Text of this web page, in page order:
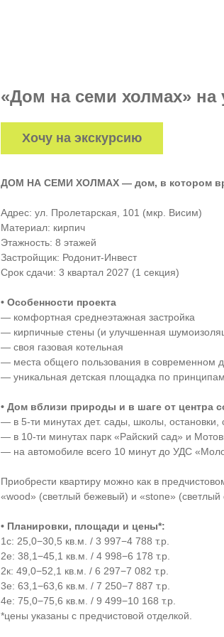
«Дом на семи холмах» на
Хочу на экскурсию
ДОМ НА СЕМИ ХОЛМАХ — дом, в котором
Адрес: ул. Пролетарская, 101 (мкр. Висим)
Материал: кирпич
Этажность: 8 этажей
Застройщик: Родонит-Инвест
Срок сдачи: 3 квартал 2027 (1 секция)
• Особенности проекта
— комфортная среднеэтажная застройка
— кирпичные стены (и улучшенная
— своя газовая котельная
— места общего пользования в современном
— уникальная детская площадка по
• Дом вблизи природы и в шаге от центра
— в 5-ти минутах дет. сады, школы,
— в 10-ти минутах парк «Райский сад» и
— на автомобиле всего 10 минут до УДС
Приобрести квартиру можно как в
«wood» (светлый бежевый) и «stone» (светлый
• Планировки, площади и цены*:
1с: 25,0−30,5 кв.м. / 3 997−4 788 т.р.
2е: 38,1−45,1 кв.м. / 4 998−6 178 т.р.
2к: 49,0−52,1 кв.м. / 6 297−7 082 т.р.
3е: 63,1−63,6 кв.м. / 7 250−7 887 т.р.
4е: 75,0−75,6 кв.м. / 9 499−10 168 т.р.
*цены указаны с предчистовой отделкой.